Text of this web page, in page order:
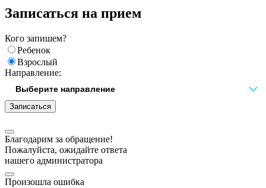
Записаться на прием
Кого запишем?
Ребенок
Взрослый
Направление:
Записаться
Благодарим за обращение!
Пожалуйста, ожидайте ответа
нашего администратора
Произошла ошибка